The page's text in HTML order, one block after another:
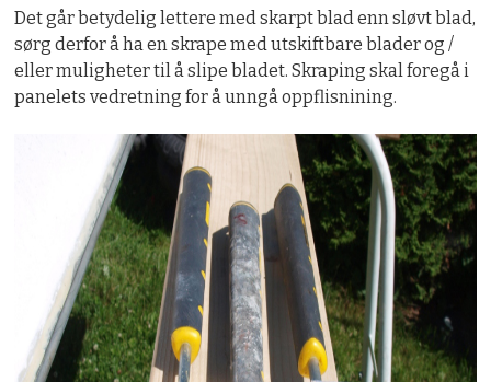
Det går betydelig lettere med skarpt blad enn sløvt blad,
sørg derfor å ha en skrape med utskiftbare blader og /
eller muligheter til å slipe bladet. Skraping skal foregå i
panelets vedretning for å unngå oppflisnining.